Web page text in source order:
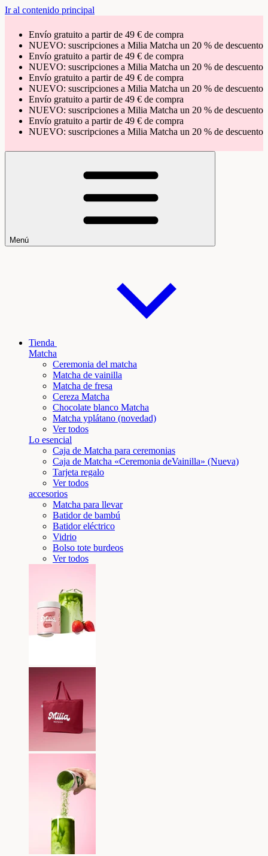
Ir al contenido principal
Envío gratuito a partir de 49 € de compra
NUEVO: suscripciones a Milia Matcha un 20 % de descuento
Envío gratuito a partir de 49 € de compra
NUEVO: suscripciones a Milia Matcha un 20 % de descuento
Envío gratuito a partir de 49 € de compra
NUEVO: suscripciones a Milia Matcha un 20 % de descuento
Envío gratuito a partir de 49 € de compra
NUEVO: suscripciones a Milia Matcha un 20 % de descuento
Envío gratuito a partir de 49 € de compra
NUEVO: suscripciones a Milia Matcha un 20 % de descuento
Menú
Tienda
Matcha
Ceremonia del matcha
Matcha de vainilla
Matcha de fresa
Cereza Matcha
Chocolate blanco Matcha
Matcha yplátano (novedad)
Ver todos
Lo esencial
Caja de Matcha para ceremonias
Caja de Matcha «Ceremonia deVainilla» (Nueva)
Tarjeta regalo
Ver todos
accesorios
Matcha para llevar
Batidor de bambú
Batidor eléctrico
Vidrio
Bolso tote burdeos
Ver todos